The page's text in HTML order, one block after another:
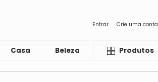
Entrar Crie uma conta
Casa Beleza LiquidaProdutos